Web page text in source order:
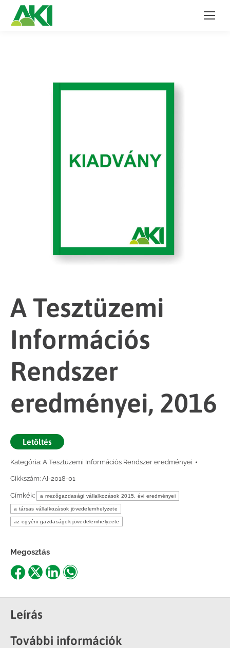
A Tesztüzemi
Információs
Rendszer
eredményei, 2016
Letöltés
Kategória: A Tesztüzemi Információs Rendszer eredményei
Cikkszám: AI-2018-01
Címkék: a mezőgazdasági vállalkozások 2015. évi eredményei
a társas vállalkozások jövedelemhelyzete
az egyéni gazdaságok jövedelemhelyzete
Megosztás
Share
Facebook
Share
X
ShareShare
Leírás
További információk